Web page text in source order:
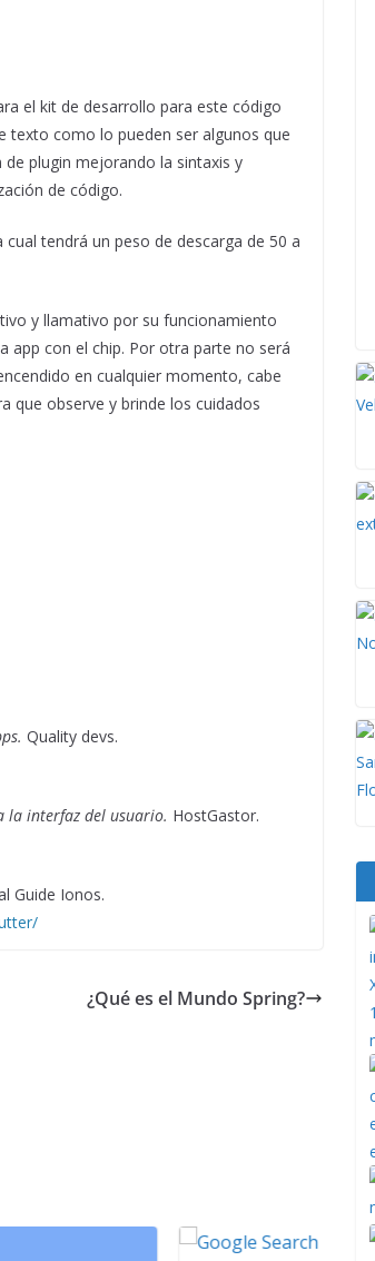
el kit de desarrollo para este código
texto como lo pueden ser algunos que
plugin mejorando la sintaxis y
de código.
tendrá un peso de descarga de 50 a
y llamativo por su funcionamiento
app con el chip. Por otra parte no será
en cualquier momento, cabe
que observe y brinde los cuidados
Quality devs.
la interfaz del usuario. HostGastor.
Guide Ionos.
¿Qué es el Mundo Spring?